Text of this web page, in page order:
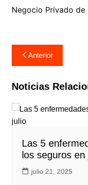
Negocio Privado de
Navegación
de
entradas
Anterior
Noticias
Las 5
los seguros en
julio 21, 2025